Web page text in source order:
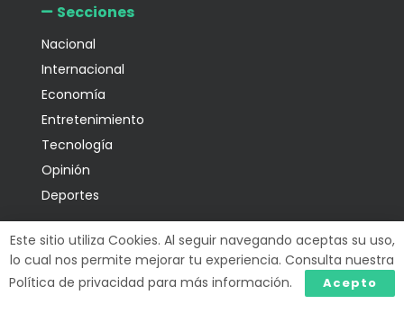
Secciones
Nacional
Internacional
Economía
Entretenimiento
Tecnología
Opinión
Deportes
Información
Este sitio utiliza Cookies. Al seguir navegando aceptas su uso,
lo cual nos permite mejorar tu experiencia. Consulta nuestra
Política de privacidad para más información.
Acepto